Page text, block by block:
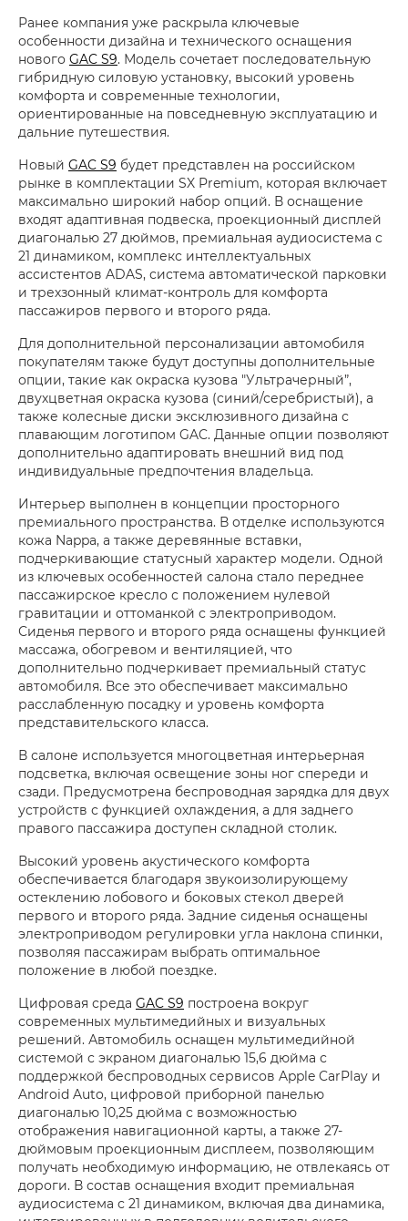
Ранее компания уже раскрыла ключевые
особенности дизайна и технического оснащения
нового GAC S9. Модель сочетает последовательную
гибридную силовую установку, высокий уровень
комфорта и современные технологии,
ориентированные на повседневную эксплуатацию и
дальние путешествия.
Новый GAC S9 будет представлен на российском
рынке в комплектации SX Premium, которая включает
максимально широкий набор опций. В оснащение
входят адаптивная подвеска, проекционный дисплей
диагональю 27 дюймов, премиальная аудиосистема с
21 динамиком, комплекс интеллектуальных
ассистентов ADAS, система автоматической парковки
и трехзонный климат-контроль для комфорта
пассажиров первого и второго ряда.
Для дополнительной персонализации автомобиля
покупателям также будут доступны дополнительные
опции, такие как окраска кузова "Ультрачерный”,
двухцветная окраска кузова (синий/серебристый), а
также колесные диски эксклюзивного дизайна с
плавающим логотипом GAC. Данные опции позволяют
дополнительно адаптировать внешний вид под
индивидуальные предпочтения владельца.
Интерьер выполнен в концепции просторного
премиального пространства. В отделке используются
кожа Nappa, а также деревянные вставки,
подчеркивающие статусный характер модели. Одной
из ключевых особенностей салона стало переднее
пассажирское кресло с положением нулевой
гравитации и оттоманкой с электроприводом.
Сиденья первого и второго ряда оснащены функцией
массажа, обогревом и вентиляцией, что
дополнительно подчеркивает премиальный статус
автомобиля. Все это обеспечивает максимально
расслабленную посадку и уровень комфорта
представительского класса.
В салоне используется многоцветная интерьерная
подсветка, включая освещение зоны ног спереди и
сзади. Предусмотрена беспроводная зарядка для двух
устройств с функцией охлаждения, а для заднего
правого пассажира доступен складной столик.
Высокий уровень акустического комфорта
обеспечивается благодаря звукоизолирующему
остеклению лобового и боковых стекол дверей
первого и второго ряда. Задние сиденья оснащены
электроприводом регулировки угла наклона спинки,
позволяя пассажирам выбрать оптимальное
положение в любой поездке.
Цифровая среда GAC S9 построена вокруг
современных мультимедийных и визуальных
решений. Автомобиль оснащен мультимедийной
системой с экраном диагональю 15,6 дюйма с
поддержкой беспроводных сервисов Apple CarPlay и
Android Auto, цифровой приборной панелью
диагональю 10,25 дюйма с возможностью
отображения навигационной карты, а также 27-
дюймовым проекционным дисплеем, позволяющим
получать необходимую информацию, не отвлекаясь от
дороги. В состав оснащения входит премиальная
аудиосистема с 21 динамиком, включая два динамика,